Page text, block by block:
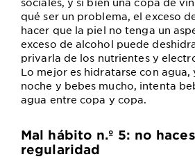
qué ser un problema, el exceso
hacer que la piel no tenga un
exceso de alcohol puede
privarla de los nutrientes y
Lo mejor es hidratarse con agua,
noche y bebes mucho, intenta
agua entre copa y copa.
Mal hábito n.º 5: no
regularidad